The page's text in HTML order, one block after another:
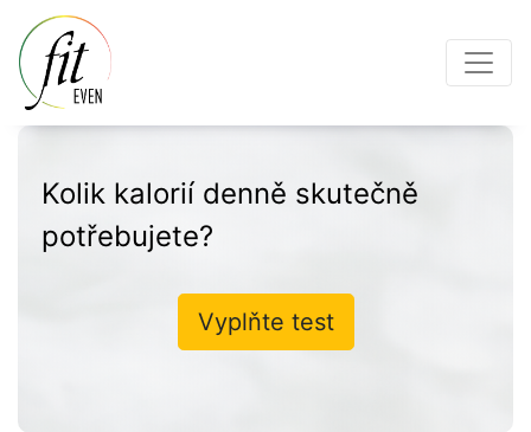
Kolik kalorií denně skutečně
potřebujete?
Vyplňte test